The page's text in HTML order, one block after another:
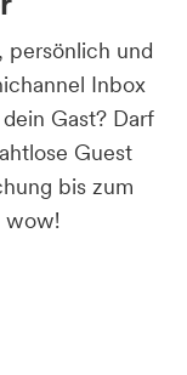
persönlich und
Inbox
Gast? Darf
Guest
bis zum
wow!